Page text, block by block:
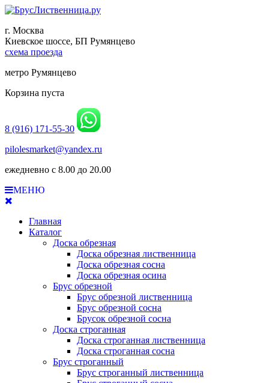
г. Москва
Киевское шоссе, БП Румянцево
схема проезда
метро Румянцево
Корзина пуста
8 (916) 171-55-30
pilolesmarket@yandex.ru
ежедневно с 8.00 до 20.00
МЕНЮ
Главная
Каталог
Доска обрезная
Доска обрезная лиственница
Доска обрезная сосна
Доска обрезная осина
Брус обрезной
Брус обрезной лиственница
Брус обрезной сосна
Брусок обрезной сосна
Доска строганная
Доска строганная лиственница
Доска строганная сосна
Брус строганный
Брус строганный лиственница